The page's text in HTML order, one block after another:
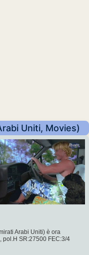
Uniti, Movies)
Arabi Uniti) è ora
pol.H SR:27500 FEC:3/4